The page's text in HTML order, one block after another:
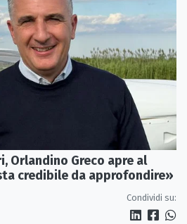
Orlandino Greco apre al
credibile da approfondire»
Condividi su: